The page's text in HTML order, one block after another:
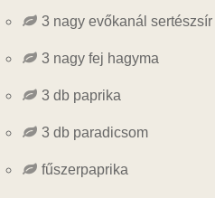
3 nagy evőkanál sertészsír
3 nagy fej hagyma
3 db paprika
3 db paradicsom
fűszerpaprika